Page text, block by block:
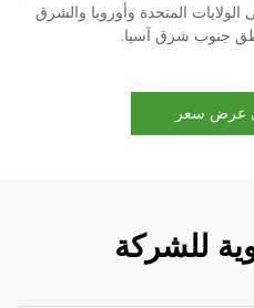
المتحدة وأوروبا والشرق
جنوب شرق آسيا.
عرض سعر
للشركة